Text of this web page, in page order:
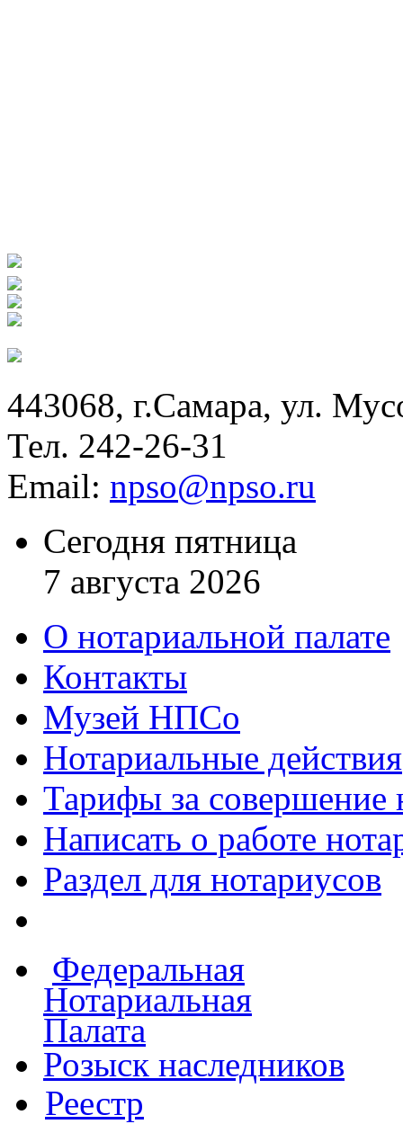
443068, г.Самара, ул.
Тел. 242-26-31
Email: npso@npso.ru
Сегодня пятница
7 августа 2026
О нотариальной палате
Контакты
Музей НПСо
Нотариальные действия
Тарифы за совершение
Написать о работе
Раздел для нотариусов
Федеральная
Нотариальная
Палата
Розыск наследников
Реестр